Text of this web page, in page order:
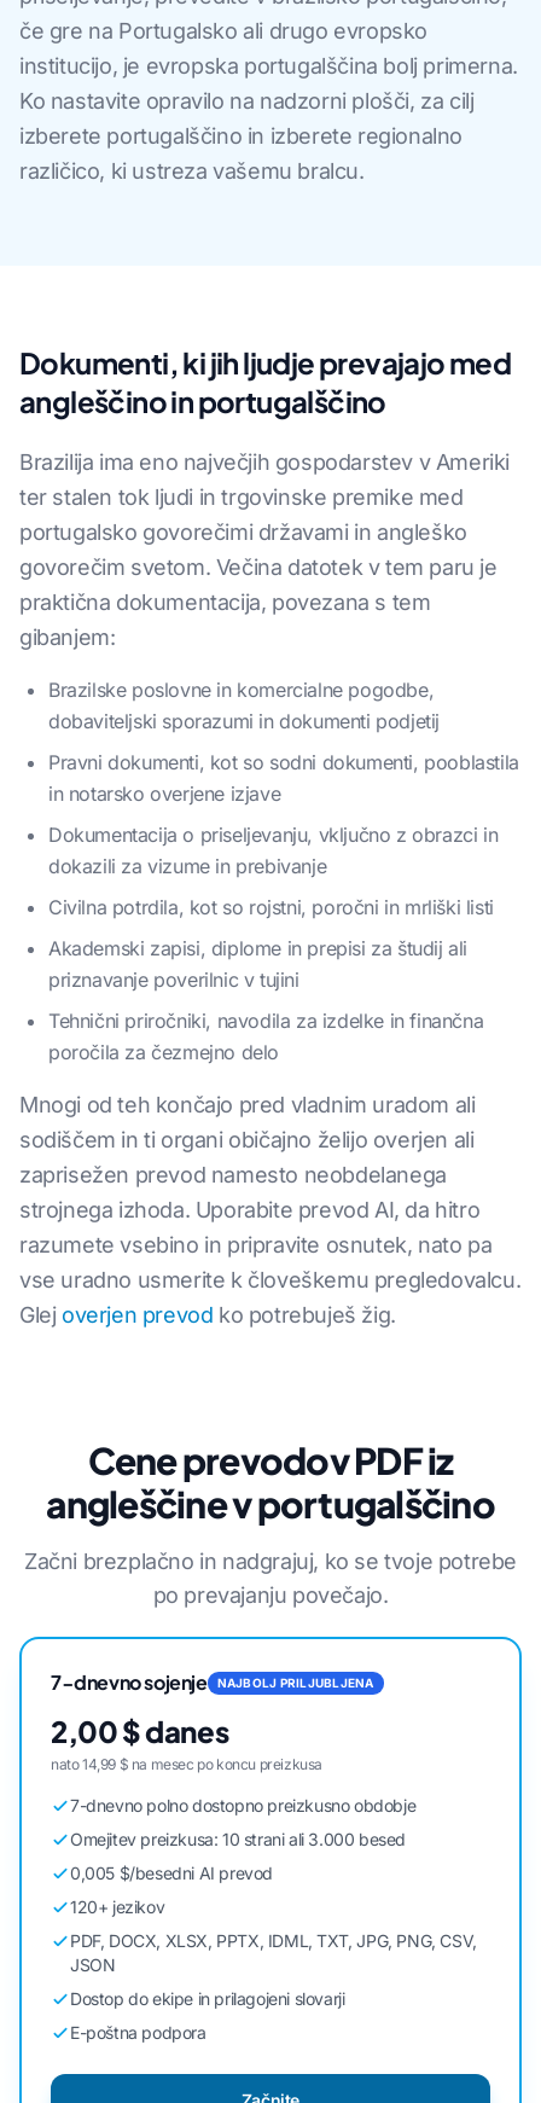
če gre na Portugalsko ali drugo evropsko
institucijo, je evropska portugalščina bolj primerna.
Ko nastavite opravilo na nadzorni plošči, za cilj
izberete portugalščino in izberete regionalno
različico, ki ustreza vašemu bralcu.
Dokumenti, ki jih ljudje prevajajo med
angleščino in portugalščino
Brazilija ima eno največjih gospodarstev v Ameriki
ter stalen tok ljudi in trgovinske premike med
portugalsko govorečimi državami in angleško
govorečim svetom. Večina datotek v tem paru je
praktična dokumentacija, povezana s tem
gibanjem:
Brazilske poslovne in komercialne pogodbe,
dobaviteljski sporazumi in dokumenti podjetij
Pravni dokumenti, kot so sodni dokumenti, pooblastila
in notarsko overjene izjave
Dokumentacija o priseljevanju, vključno z obrazci in
dokazili za vizume in prebivanje
Civilna potrdila, kot so rojstni, poročni in mrliški listi
Akademski zapisi, diplome in prepisi za študij ali
priznavanje poverilnic v tujini
Tehnični priročniki, navodila za izdelke in finančna
poročila za čezmejno delo
Mnogi od teh končajo pred vladnim uradom ali
sodiščem in ti organi običajno želijo overjen ali
zaprisežen prevod namesto neobdelanega
strojnega izhoda. Uporabite prevod AI, da hitro
razumete vsebino in pripravite osnutek, nato pa
vse uradno usmerite k človeškemu pregledovalcu.
Glej overjen prevod ko potrebuješ žig.
Cene prevodov PDF iz
angleščine v portugalščino
Začni brezplačno in nadgrajuj, ko se tvoje potrebe
po prevajanju povečajo.
7-dnevno sojenje NAJBOLJ PRILJUBLJENA
2,00 $ danes
nato 14,99 $ na mesec po koncu preizkusa
7-dnevno polno dostopno preizkusno obdobje
Omejitev preizkusa: 10 strani ali 3.000 besed
0,005 $/besedni AI prevod
120+ jezikov
PDF, DOCX, XLSX, PPTX, IDML, TXT, JPG, PNG, CSV,
JSON
Dostop do ekipe in prilagojeni slovarji
E-poštna podpora